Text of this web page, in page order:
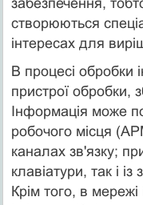
створюються
інтересах для
В процесі обробки
пристрої обробки,
Інформація може
робочого місця
каналах зв'язку;
клавіатури, так і із
Крім того, в мережі